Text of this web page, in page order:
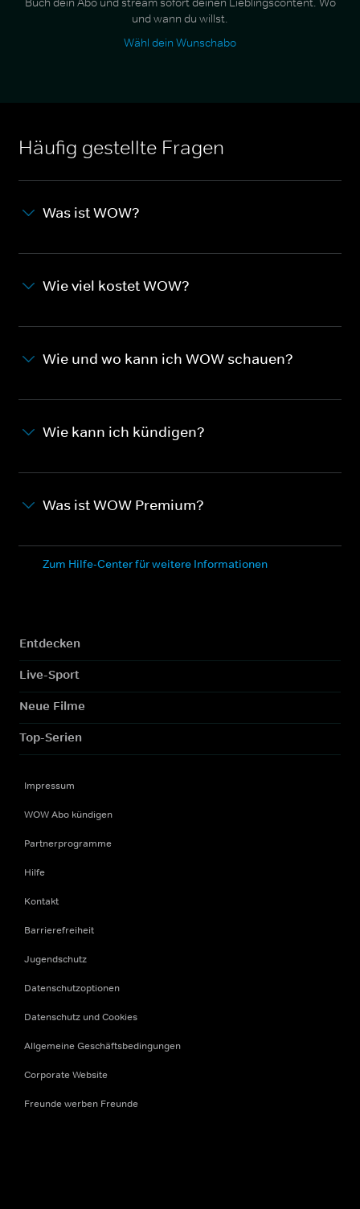
und wann du willst.
Wähl dein Wunschabo
Häufig gestellte Fragen
Was ist WOW?
Wie viel kostet WOW?
Wie und wo kann ich WOW schauen?
Wie kann ich kündigen?
Was ist WOW Premium?
Zum Hilfe-Center für weitere Informationen
Entdecken
Live-Sport
Neue Filme
Top-Serien
Impressum
WOW Abo kündigen
Partnerprogramme
Hilfe
Kontakt
Barrierefreiheit
Jugendschutz
Datenschutzoptionen
Datenschutz und Cookies
Allgemeine Geschäftsbedingungen
Corporate Website
Freunde werben Freunde